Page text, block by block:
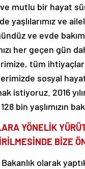
mutlu bir hayat
yaşlılarımız ve
ve evde
her geçen gün
tüm
sosyal
istiyoruz. 2016
bin yaşlımızın
YÖNELİK
BİZE
olarak